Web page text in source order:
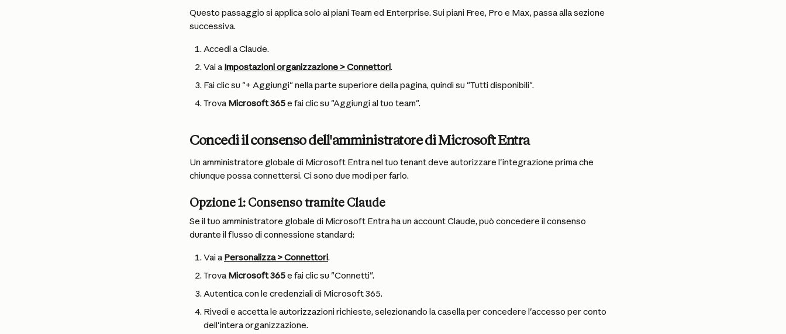
Questo passaggio si applica solo ai piani Team ed Enterprise. Sui piani Free, Pro e Max, passa alla sezione
successiva.
Accedi a Claude.
Vai a Impostazioni organizzazione > Connettori.
Fai clic su "+ Aggiungi" nella parte superiore della pagina, quindi su "Tutti disponibili".
Trova Microsoft 365 e fai clic su "Aggiungi al tuo team".
Concedi il consenso dell'amministratore di Microsoft Entra
Un amministratore globale di Microsoft Entra nel tuo tenant deve autorizzare l'integrazione prima che
chiunque possa connettersi. Ci sono due modi per farlo.
Opzione 1: Consenso tramite Claude
Se il tuo amministratore globale di Microsoft Entra ha un account Claude, può concedere il consenso
durante il flusso di connessione standard:
Vai a Personalizza > Connettori.
Trova Microsoft 365 e fai clic su "Connetti".
Autentica con le credenziali di Microsoft 365.
Rivedi e accetta le autorizzazioni richieste, selezionando la casella per concedere l'accesso per conto
dell'intera organizzazione.